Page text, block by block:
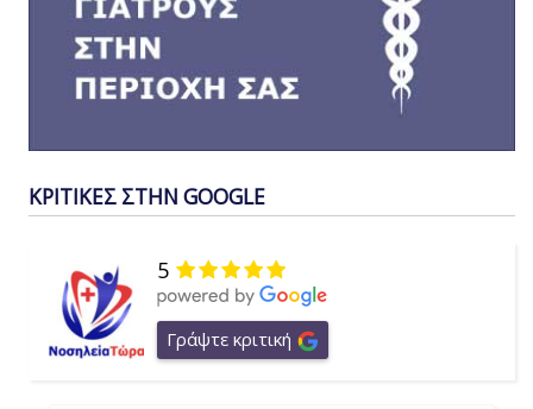
ΚΡΙΤΙΚΕΣ ΣΤΗΝ GOOGLE
5
Γράψτε κριτική